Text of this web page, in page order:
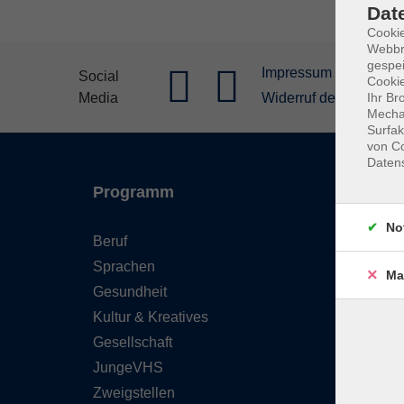
Social
Media
Impressum
Widerruf der Buchung
Programm
Beruf
Sprachen
Gesundheit
Kultur & Kreatives
Gesellschaft
JungeVHS
Zweigstellen
FAQ
Ihr
von